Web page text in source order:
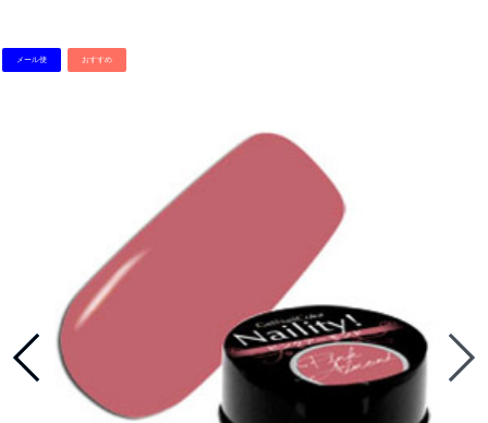
メール便 おすすめ